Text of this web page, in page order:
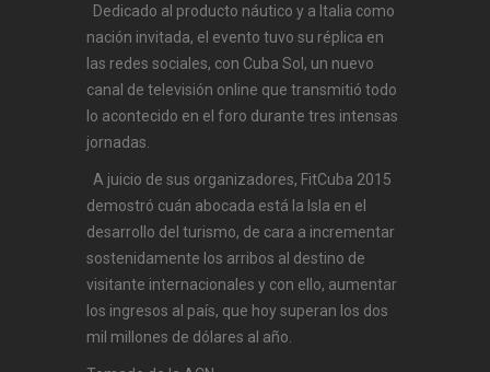
Dedicado al producto náutico y a Italia como
nación invitada, el evento tuvo su réplica en
las redes sociales, con Cuba Sol, un nuevo
canal de televisión online que transmitió todo
lo acontecido en el foro durante tres intensas
jornadas.
A juicio de sus organizadores, FitCuba 2015
demostró cuán abocada está la Isla en el
desarrollo del turismo, de cara a incrementar
sostenidamente los arribos al destino de
visitante internacionales y con ello, aumentar
los ingresos al país, que hoy superan los dos
mil millones de dólares al año.